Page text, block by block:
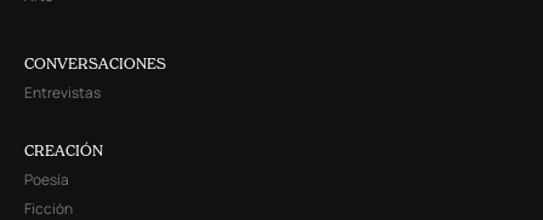
CONVERSACIONES
Entrevistas
CREACIÓN
Poesía
Ficción